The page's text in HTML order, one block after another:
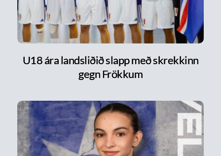
U18 ára landsliðið slapp með skrekkinn
gegn Frökkum